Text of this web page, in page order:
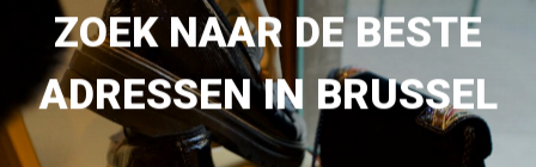
ZOEK NAAR DE BESTE
ADRESSEN IN BRUSSEL